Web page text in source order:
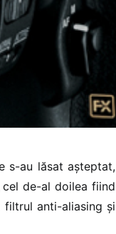
s-au lăsat așteptat,
cel de-al doilea fiind
anti-aliasing și